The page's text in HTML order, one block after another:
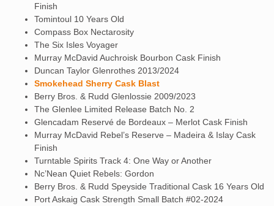
Finish
Tomintoul 10 Years Old
Compass Box Nectarosity
The Six Isles Voyager
Murray McDavid Auchroisk Bourbon Cask Finish
Duncan Taylor Glenrothes 2013/2024
Smokehead Sherry Cask Blast
Berry Bros. & Rudd Glenlossie 2009/2023
The Glenlee Limited Release Batch No. 2
Glencadam Reservé de Bordeaux – Merlot Cask Finish
Murray McDavid Rebel’s Reserve – Madeira & Islay Cask
Finish
Turntable Spirits Track 4: One Way or Another
Nc’Nean Quiet Rebels: Gordon
Berry Bros. & Rudd Speyside Traditional Cask 16 Years Old
Port Askaig Cask Strength Small Batch #02-2024